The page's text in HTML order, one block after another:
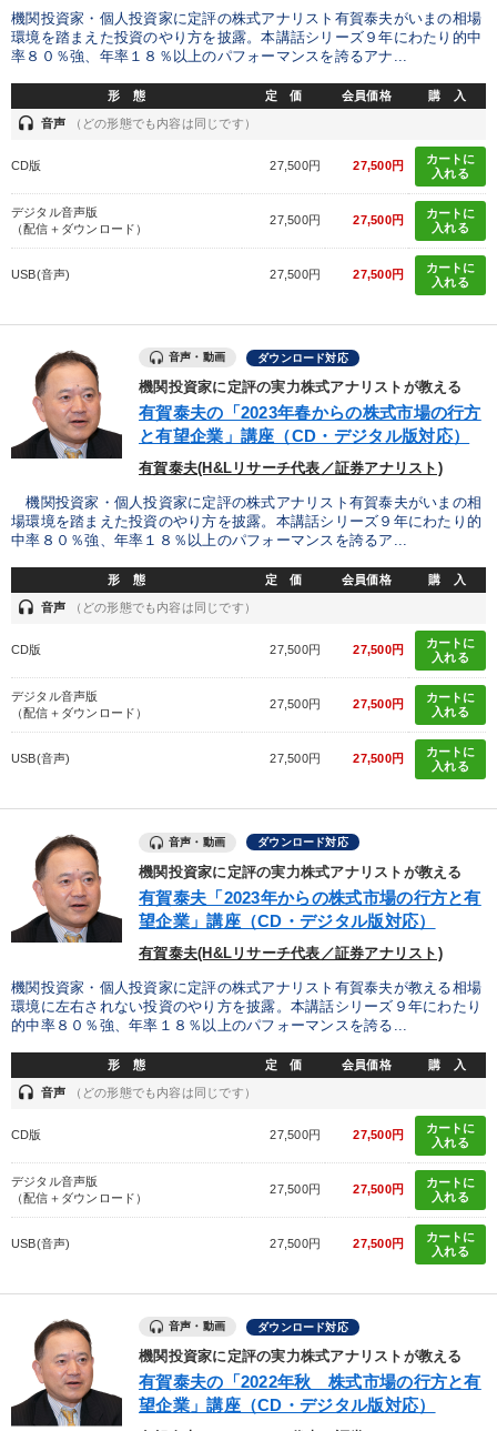
機関投資家・個人投資家に定評の株式アナリスト有賀泰夫がいまの相場
環境を踏まえた投資のやり方を披露。本講話シリーズ９年にわたり的中
率８０％強、年率１８％以上のパフォーマンスを誇るアナ...
形 態 定 価 会員価格 購 入
headset 音声 （どの形態でも内容は同じです）
CD版 27,500円 27,500円
カートに
入れる
デジタル音声版
（配信＋ダウンロード）
27,500円 27,500円
カートに
入れる
USB(音声) 27,500円 27,500円
カートに
入れる
音声・動画 ダウンロード対応
機関投資家に定評の実力株式アナリストが教える
有賀泰夫の「2023年春からの株式市場の行方
と有望企業」講座（CD・デジタル版対応）
有賀泰夫(H&Lリサーチ代表／証券アナリスト)
機関投資家・個人投資家に定評の株式アナリスト有賀泰夫がいまの相
場環境を踏まえた投資のやり方を披露。本講話シリーズ９年にわたり的
中率８０％強、年率１８％以上のパフォーマンスを誇るア...
形 態 定 価 会員価格 購 入
headset 音声 （どの形態でも内容は同じです）
CD版 27,500円 27,500円
カートに
入れる
デジタル音声版
（配信＋ダウンロード）
27,500円 27,500円
カートに
入れる
USB(音声) 27,500円 27,500円
カートに
入れる
音声・動画 ダウンロード対応
機関投資家に定評の実力株式アナリストが教える
有賀泰夫「2023年からの株式市場の行方と有
望企業」講座（CD・デジタル版対応）
有賀泰夫(H&Lリサーチ代表／証券アナリスト)
機関投資家・個人投資家に定評の株式アナリスト有賀泰夫が教える相場
環境に左右されない投資のやり方を披露。本講話シリーズ９年にわたり
的中率８０％強、年率１８％以上のパフォーマンスを誇る...
形 態 定 価 会員価格 購 入
headset 音声 （どの形態でも内容は同じです）
CD版 27,500円 27,500円
カートに
入れる
デジタル音声版
（配信＋ダウンロード）
27,500円 27,500円
カートに
入れる
USB(音声) 27,500円 27,500円
カートに
入れる
音声・動画 ダウンロード対応
機関投資家に定評の実力株式アナリストが教える
有賀泰夫の「2022年秋 株式市場の行方と有
望企業」講座（CD・デジタル版対応）